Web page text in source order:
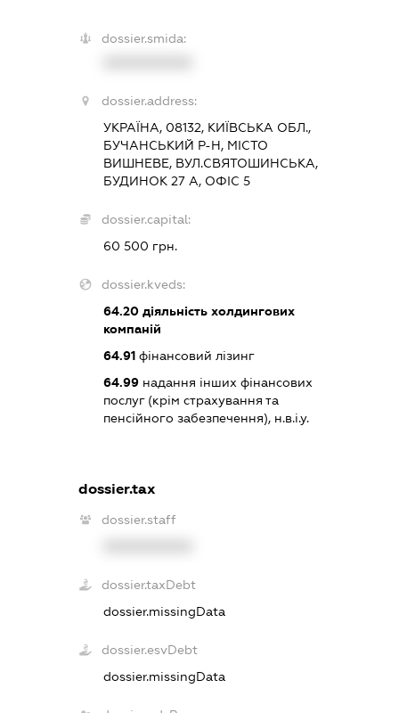
dossier.smida:
dossier.address:
УКРАЇНА, 08132, КИЇВСЬКА ОБЛ.,
БУЧАНСЬКИЙ Р-Н, МІСТО
ВИШНЕВЕ, ВУЛ.СВЯТОШИНСЬКА,
БУДИНОК 27 А, ОФІС 5
dossier.capital:
60 500 грн.
dossier.kveds:
64.20 діяльність холдингових
компаній
64.91 фінансовий лізинг
64.99 надання інших фінансових
послуг (крім страхування та
пенсійного забезпечення), н.в.і.у.
dossier.tax
dossier.staff
dossier.taxDebt
dossier.missingData
dossier.esvDebt
dossier.missingData